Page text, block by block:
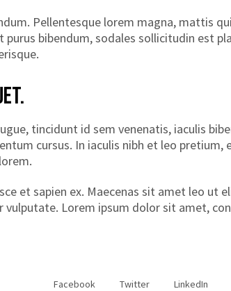
Pellentesque lorem magna, mattis
bibendum, sodales sollicitudin est
tincidunt id sem venenatis, iaculis
cursus. In iaculis nibh et leo
et sapien ex. Maecenas sit amet leo ut
Lorem ipsum dolor sit amet,
Facebook Twitter LinkedIn